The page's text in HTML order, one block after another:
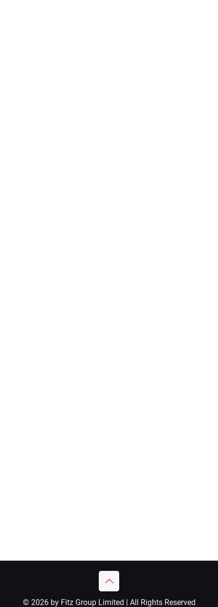
© 2026 by Fitz Group Limited | All Rights Reserved